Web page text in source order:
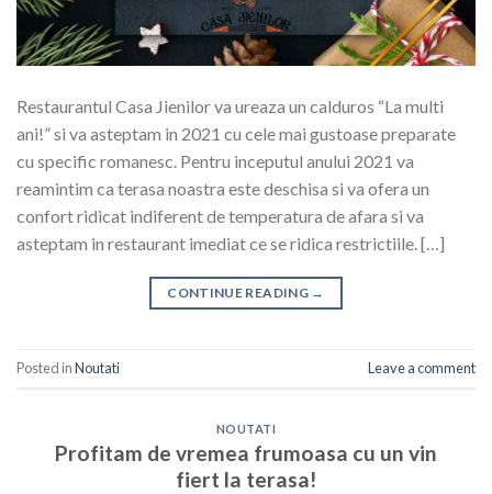
Restaurantul Casa Jienilor va ureaza un calduros “La multi
ani!” si va asteptam in 2021 cu cele mai gustoase preparate
cu specific romanesc. Pentru inceputul anului 2021 va
reamintim ca terasa noastra este deschisa si va ofera un
confort ridicat indiferent de temperatura de afara si va
asteptam in restaurant imediat ce se ridica restrictiile. […]
CONTINUE READING →
Posted inNoutati Leave a comment
NOUTATI
Profitam de vremea frumoasa cu un vin
fiert la terasa!